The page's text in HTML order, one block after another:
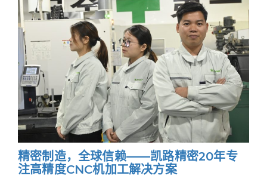
精密制造，全球信赖——凯路精密20年专
注高精度CNC机加工解决方案